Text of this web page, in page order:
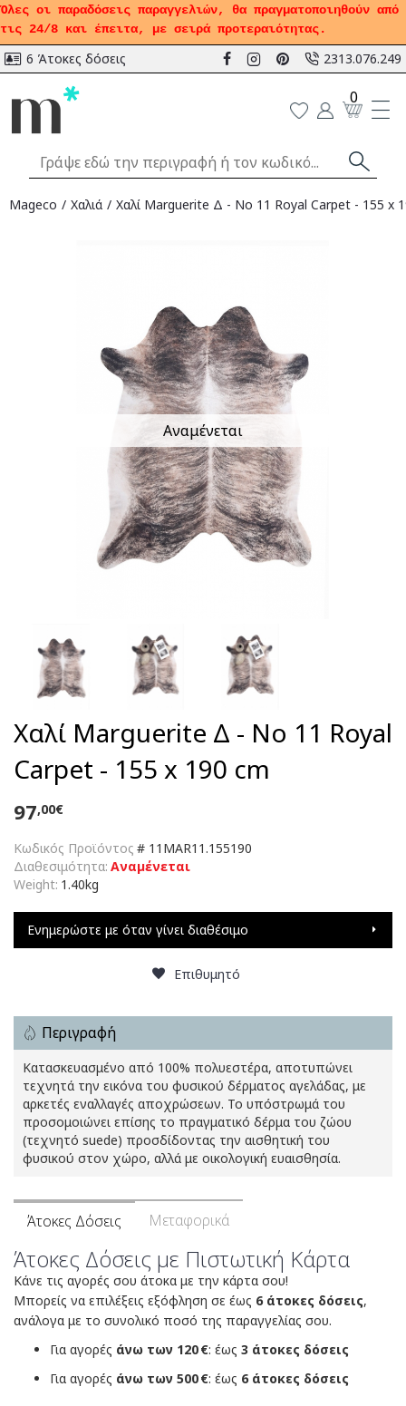
Όλες οι παραδόσεις παραγγελιών, θα πραγματοποιηθούν από
τις 24/8 και έπειτα, με σειρά προτεραιότητας.
6 Άτοκες δόσεις 2313.076.249
0
Mageco Χαλιά Χαλί Marguerite Δ - No 11 Royal Carpet - 155 x
Αναμένεται
Χαλί Marguerite Δ - No 11 Royal
Carpet - 155 x 190 cm
Κωδικός Προϊόντος # 11MAR11.155190
Διαθεσιμότητα: Αναμένεται
Weight: 1.40kg
97,00€
Ενημερώστε με όταν γίνει διαθέσιμο
Επιθυμητό
Περιγραφή
Κατασκευασμένο από 100% πολυεστέρα, αποτυπώνει
τεχνητά την εικόνα του φυσικού δέρματος αγελάδας, με
αρκετές εναλλαγές αποχρώσεων. Το υπόστρωμά του
προσομοιώνει επίσης το πραγματικό δέρμα του ζώου
(τεχνητό suede) προσδίδοντας την αισθητική του
φυσικού στον χώρο, αλλά με οικολογική ευαισθησία.
Άτοκες Δόσεις Μεταφορικά
Άτοκες Δόσεις με Πιστωτική Κάρτα
Κάνε τις αγορές σου άτοκα με την κάρτα σου!
Μπορείς να επιλέξεις εξόφληση σε έως 6 άτοκες δόσεις,
ανάλογα με το συνολικό ποσό της παραγγελίας σου.
Για αγορές άνω των 120 €: έως 3 άτοκες δόσεις
Για αγορές άνω των 500 €: έως 6 άτοκες δόσεις